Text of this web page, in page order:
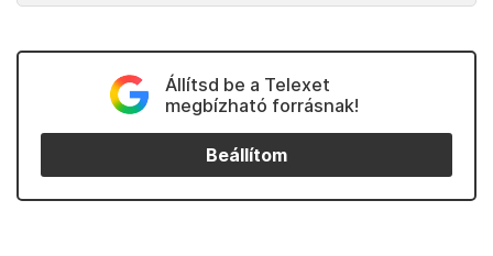
Állítsd be a Telexet
megbízható forrásnak!
Beállítom